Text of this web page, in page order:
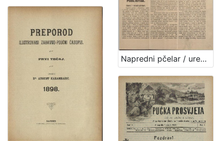
Napredni pčelar / urednik i vlastnik Pavao Wittmann